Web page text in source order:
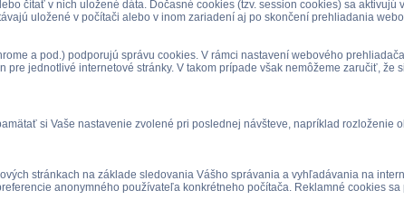
čítať v nich uložené dáta. Dočasné cookies (tzv. session cookies) sa
uložené v počítači alebo v inom zariadení aj po skončení prehliadania
a pod.) podporujú správu cookies. V rámci nastavení webového
jednotlivé internetové stránky. V takom prípade však nemôžeme zaručiť, že
si Vaše nastavenie zvolené pri poslednej návšteve, napríklad rozloženie
stránkach na základe sledovania Vášho správania a vyhľadávania na
anonymného používateľa konkrétneho počítača. Reklamné cookies